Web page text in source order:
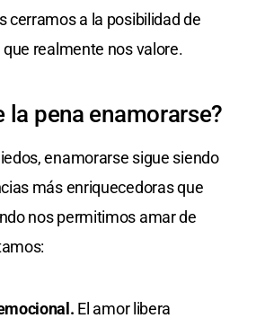
cerramos a la posibilidad de
realmente nos valore.
la pena enamorarse?
enamorarse sigue siendo
más enriquecedoras que
nos permitimos amar de
El amor libera